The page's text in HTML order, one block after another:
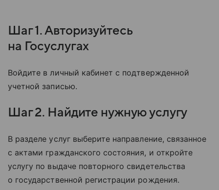
Шаг 1. Авторизуйтесь
на Госуслугах
Войдите в личный кабинет с подтвержденной
учетной записью.
Шаг 2. Найдите нужную услугу
В разделе услуг выберите направление, связанное
с актами гражданского состояния, и откройте
услугу по выдаче повторного свидетельства
о государственной регистрации рождения.